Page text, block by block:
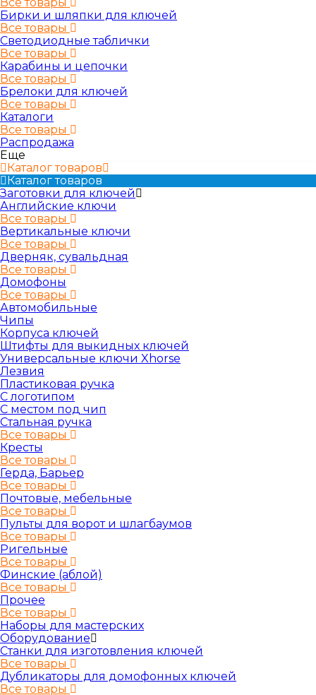
Бирки и шляпки для ключей
Все товары
Светодиодные таблички
Все товары
Карабины и цепочки
Все товары
Брелоки для ключей
Все товары
Каталоги
Все товары
Распродажа
Еще
Каталог товаров
Каталог товаров
Заготовки для ключей
Английские ключи
Все товары
Вертикальные ключи
Все товары
Дверняк, сувальдная
Все товары
Домофоны
Все товары
Автомобильные
Чипы
Корпуса ключей
Штифты для выкидных ключей
Универсальные ключи Xhorse
Лезвия
Пластиковая ручка
С логотипом
С местом под чип
Стальная ручка
Все товары
Кресты
Все товары
Герда, Барьер
Все товары
Почтовые, мебельные
Все товары
Пульты для ворот и шлагбаумов
Все товары
Ригельные
Все товары
Финские (аблой)
Все товары
Прочее
Все товары
Наборы для мастерских
Оборудование
Станки для изготовления ключей
Все товары
Дубликаторы для домофонных ключей
Все товары